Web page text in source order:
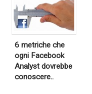
6 metriche che
ogni Facebook
Analyst dovrebbe
conoscere..